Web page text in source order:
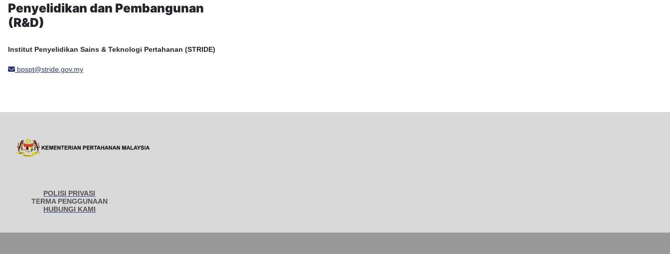
Penyelidikan dan Pembangunan
(R&D)
Institut Penyelidikan Sains & Teknologi Pertahanan (STRIDE)
bpspt@stride.gov.my
POLISI PRIVASI
TERMA PENGGUNAAN
HUBUNGI KAMI